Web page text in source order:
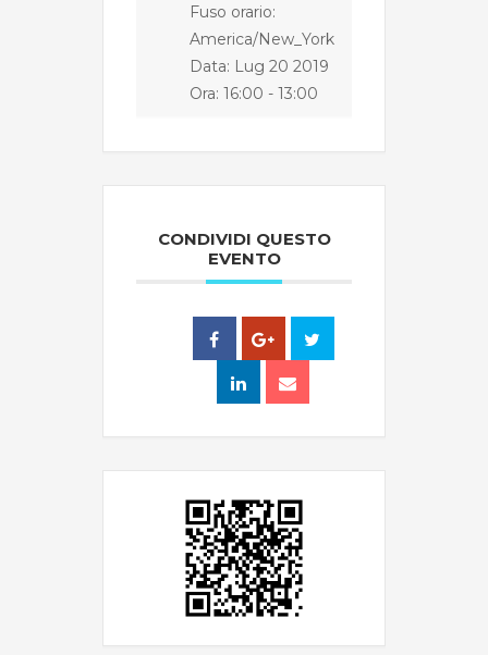
Fuso orario:
America/New_York
Data: Lug 20 2019
Ora: 16:00 - 13:00
CONDIVIDI QUESTO
EVENTO